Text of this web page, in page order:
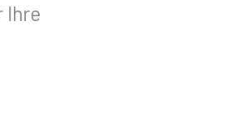
Ihre